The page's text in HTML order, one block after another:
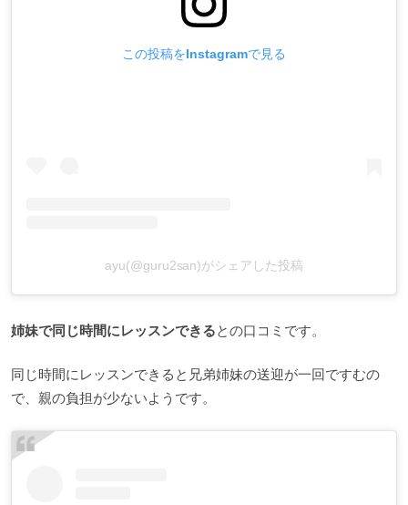
この投稿をInstagramで見る
ayu(@guru2san)がシェアした投稿
姉妹で同じ時間にレッスンできるとの口コミです。
同じ時間にレッスンできると兄弟姉妹の送迎が一回ですむの
で、親の負担が少ないようです。